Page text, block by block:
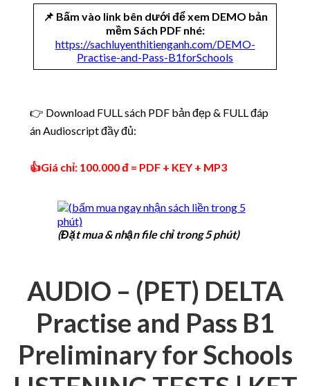
📌 Bấm vào link bên dưới để xem DEMO bản
mềm Sách PDF nhé:
https://sachluyenthitienganh.com/DEMO-
Practise-and-Pass-B1forSchools
👉 Download FULL sách PDF bản đẹp & FULL đáp
án Audioscript đầy đủ:
👍Giá chỉ: 100.000 đ = PDF + KEY + MP3
(Đặt mua & nhận file chỉ trong 5 phút)
AUDIO – (PET) DELTA
Practise and Pass B1
Preliminary for Schools